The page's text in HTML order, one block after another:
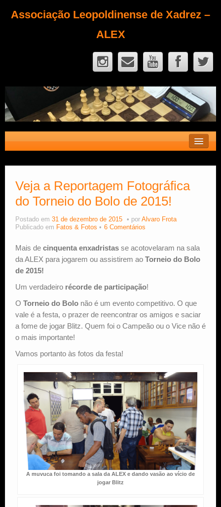
Associação Leopoldinense de Xadrez –
ALEX
Fique Sócio
Quem Somos?
Calendário
Veja a Reportagem Fotográfica
do Torneio do Bolo de 2015!
Postado em 31 de dezembro de 2015 por Alvaro Frota
Publicado em Fatos & Fotos 6 Comentários
Mais de cinquenta enxadristas se acotovelaram na sala
da ALEX para jogarem ou assistirem ao Torneio do Bolo
de 2015!
Um verdadeiro récorde de participação!
O Torneio do Bolo não é um evento competitivo. O que
vale é a festa, o prazer de reencontrar os amigos e saciar
a fome de jogar Blitz. Quem foi o Campeão ou o Vice não é
o mais importante!
Vamos portanto às fotos da festa!
A muvuca foi tomando a sala da ALEX e dando vasão ao vício de
jogar Blitz